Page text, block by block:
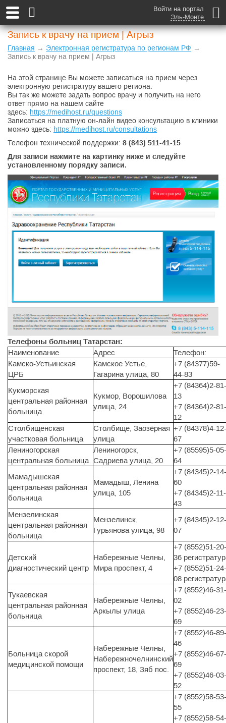
Войти на портал
Эль-Монте
Запись к врачу на прием | Агрыз
Главная → Электронная регистратура по регионам РФ →
Запись к врачу на прием | Агрыз
На этой странице Вы можете записаться на прием через
электронную регистратуру вашего региона.
Вы так же можете задать вопрос врачу и получить на него
ответ прямо на нашем сайте
здесь: https://medihost.ru/questions
Записаться на платную он-лайн видео консультацию в клиники
можно здесь: https://medihost.ru/consultations
Телефон технической поддержки: 8 (843) 511-41-15
Для записи нажмите на картинку ниже и следуйте
установленному порядку записи.
Телефоны больниц Татарстан:
Наименование
Адрес
Телефон:
Камско-Устьинская
ЦРБ
Камское Устье,
Гагарина улица, 80
+7 (84377)59-
44-83
Кукморская
центральная районная
больница
Кукмор, Ворошилова
улица, 24
+7 (84364)2-81-
13
+7 (84364)2-81-
12
Столбищенская
участковая больница
Столбище, Заозёрная
улица
+7 (84378)4-12-
67
Лениногорская
центральная больница
Лениногорск,
Садриева улица, 20
+7 (85595)5-05-
64
Мамадышская
центральная районная
больница
Мамадыш, Ленина
улица, 105
+7 (84345)2-14-
60
+7 (84345)2-11-
43
Мензелинская
центральная районная
больница
Мензелинск,
Гурьянова улица, 98
+7 (84345)2-12-
07
Детский
диагностический центр
Набережные Челны,
Мира проспект, 4
+7 (8552)51-20-
36
+7 (8552)51-24-
08
Тукаевская
центральная районная
больница
Набережные Челны,
Аркылы улица
+7 (8552)46-31-
02
+7 (8552)46-23-
69
Больница скорой
медицинской помощи
Набережные Челны,
Набережночелнинский
проспект, 18, Зяб пос.
+7 (8552)46-89-
46
+7 (8552)46-67-
69
+7 (8552)46-03-
52
+7 (8552)58-53-
55
+7 (8552)58-54-